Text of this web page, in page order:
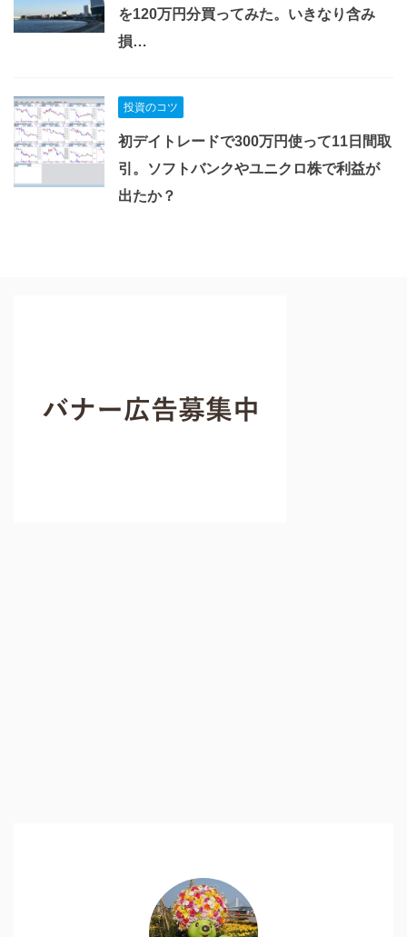
を120万円分買ってみた。いきなり含み
損…
投資のコツ
初デイトレードで300万円使って11日間取
引。ソフトバンクやユニクロ株で利益が
出たか？